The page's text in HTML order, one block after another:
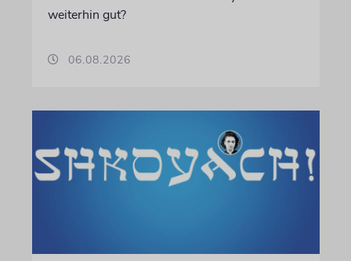
weiterhin gut?
06.08.2026